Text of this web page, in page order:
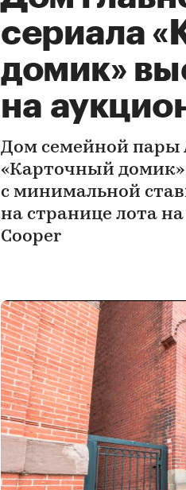
сериала
домик»
на
Дом семейной пары
«Карточный
с минимальной
на странице лота
Cooper